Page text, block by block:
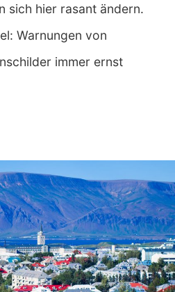
sich hier rasant ändern.
Warnungen von
immer ernst